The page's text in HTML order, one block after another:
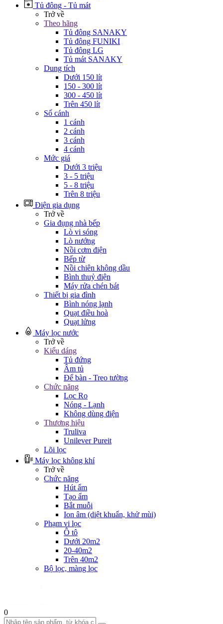
Tủ đông - Tủ mát
Trở về
Theo hãng
Tủ đông SANAKY
Tủ đông FUNIKI
Tủ đông LG
Tủ mát SANAKY
Dung tích
Dưới 150 lít
150 - 300 lít
300 - 450 lít
Trên 450 lít
Số cánh
1 cánh
2 cánh
3 cánh
4 cánh
Mức giá
Dưới 3 triệu
3 - 5 triệu
5 - 8 triệu
Trên 8 triệu
Điện gia dụng
Trở về
Gia đụng nhà bếp
Lò vi sóng
Lò nướng
Nồi cơm điện
Bếp từ
Nồi chiên không dầu
Bình thuỷ điện
Máy rửa chén bát
Thiết bị gia đình
Bình nóng lạnh
Quạt điều hoà
Quạt lửng
Máy lọc nước
Trở về
Kiểu dáng
Tủ đứng
Âm tủ
Để bàn - Treo tường
Chức năng
Lọc Ro
Nóng - Lạnh
Không dùng điện
Thương hiệu
Truliva
Unilever Pureit
Lõi lọc
Máy lọc không khí
Trở về
Chức năng
Hút ẩm
Tạo ẩm
Bắt muỗi
Ion âm (diệt khuẩn, khử mùi)
Phạm vi lọc
Ô tô
Dưới 20m2
20-40m2
Trên 40m2
Bộ lọc, màng lọc
0